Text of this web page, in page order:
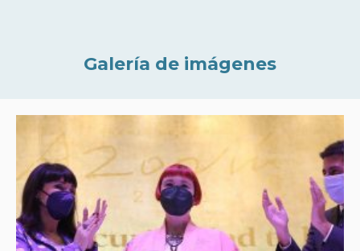
Galería de imágenes